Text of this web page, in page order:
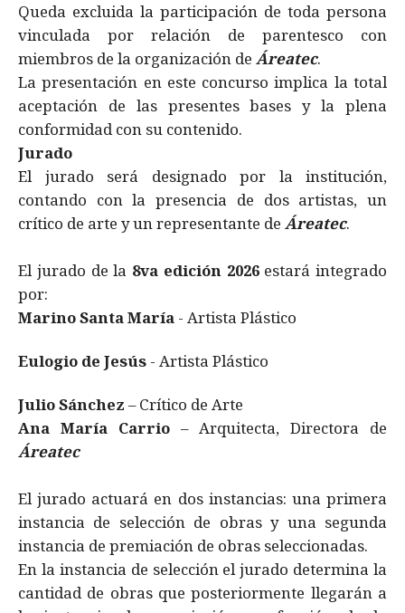
Queda excluida la participación de toda persona
vinculada por relación de parentesco con
miembros de la organización de Áreatec.
La presentación en este concurso implica la total
aceptación de las presentes bases y la plena
conformidad con su contenido.
Jurado
El jurado será designado por la institución,
contando con la presencia de dos artistas, un
crítico de arte y un representante de Áreatec.
El jurado de la 8va edición 2026estará integrado
por:
Marino Santa María - Artista Plástico
Eulogio de Jesús - Artista Plástico
Julio Sánchez – Crítico de Arte
Ana María Carrio – Arquitecta, Directora de
Áreatec
El jurado actuará en dos instancias: una primera
instancia de selección de obras y una segunda
instancia de premiación de obras seleccionadas.
En la instancia de selección el jurado determina la
cantidad de obras que posteriormente llegarán a